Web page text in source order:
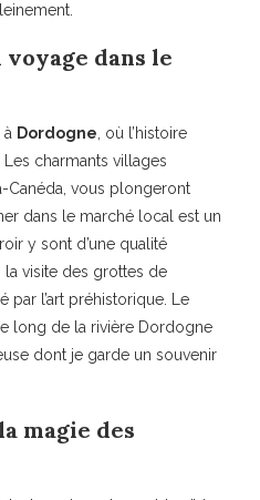
voyage dans le
à Dordogne, où l’histoire
charmants villages
Canéda, vous plongeront
dans le marché local est un
y sont d’une qualité
visite des grottes de
par l’art préhistorique. Le
long de la rivière Dordogne
dont je garde un souvenir
magie des